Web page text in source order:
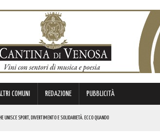
COMUNI REDAZIONE PUBBLICITÀ
UNISCE SPORT, DIVERTIMENTO E SOLIDARIETÀ. ECCO QUANDO